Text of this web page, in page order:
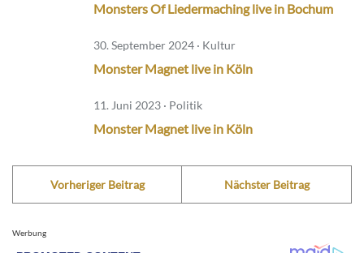
Monsters Of Liedermaching live in Bochum
30. September 2024 · Kultur
Monster Magnet live in Köln
11. Juni 2023 · Politik
Monster Magnet live in Köln
Vorheriger Beitrag Nächster Beitrag
Werbung